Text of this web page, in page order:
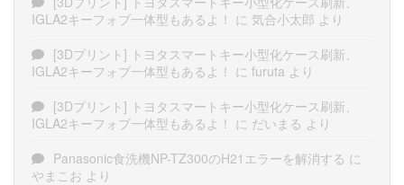
IGLA2キーフォブ一体型もあるよ！ に 気合小太郎 より
[3Dプリント] トヨタスマートキー小型化ケース刷新、
IGLA2キーフォブ一体型もあるよ！ に furuta より
[3Dプリント] トヨタスマートキー小型化ケース刷新、
IGLA2キーフォブ一体型もあるよ！ に だいまる より
Panasonic食洗機NP-TZ300のH21エラーを解消する に
やまこお より